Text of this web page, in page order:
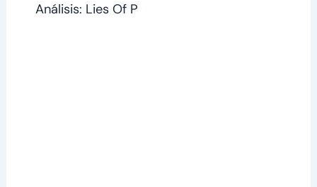
Análisis: Lies Of P